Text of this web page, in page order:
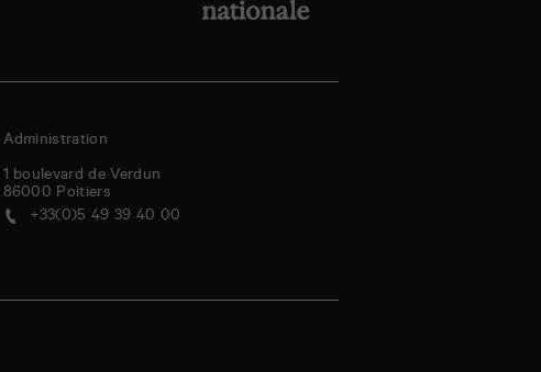
Administration
1 boulevard de Verdun
86000 Poitiers
+33(0)5 49 39 40 00